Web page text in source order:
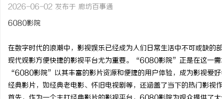
2026-06-02 发布于 廊坊百事通
6080影院
在数字时代的浪潮中，影视娱乐已经成为人们日常生活中不可或缺
现代观影方便快捷的影视平台尤为重要。“6080影院”正是在这一需
“6080影院”以其丰富的影片资源和便捷的用户体验，成为影视爱
经典影片，如经典老电影、怀旧电视剧等，还涵盖了当下的热门影视